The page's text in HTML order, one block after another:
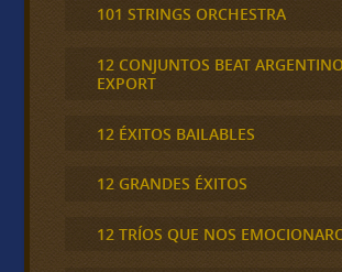
101 STRINGS ORCHESTRA
12 CONJUNTOS BEAT
EXPORT
12 ÉXITOS BAILABLES
12 GRANDES ÉXITOS
12 TRÍOS QUE NOS